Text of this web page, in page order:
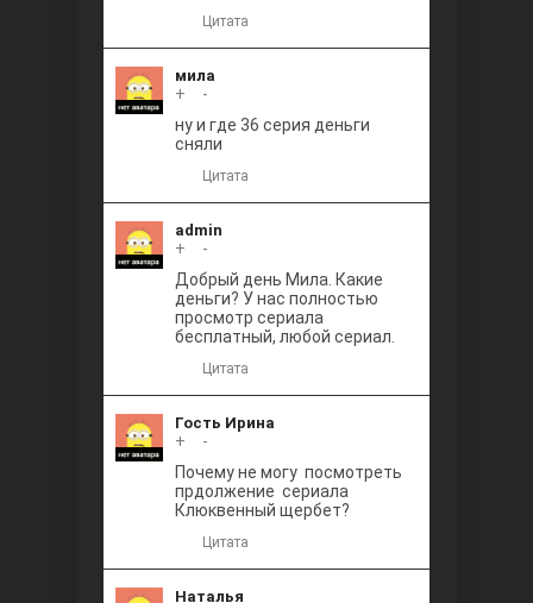
Цитата
мила
+
-
ну и где 36 серия деньги
сняли
Цитата
admin
+
-
Добрый день Мила. Какие
деньги? У нас полностью
просмотр сериала
бесплатный, любой сериал.
Цитата
Гость Ирина
+
-
Почему не могу посмотреть
прдолжение сериала
Клюквенный щербет?
Цитата
Наталья